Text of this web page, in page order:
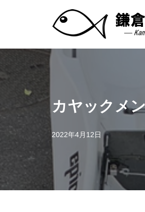
テ
プ
カヤックメ
2022年4月12日